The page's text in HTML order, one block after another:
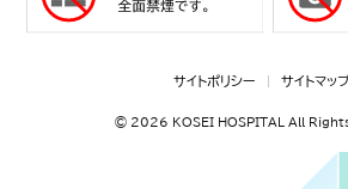
サイトポリシー サイトマッ
© 2026 KOSEI HOSPITAL All